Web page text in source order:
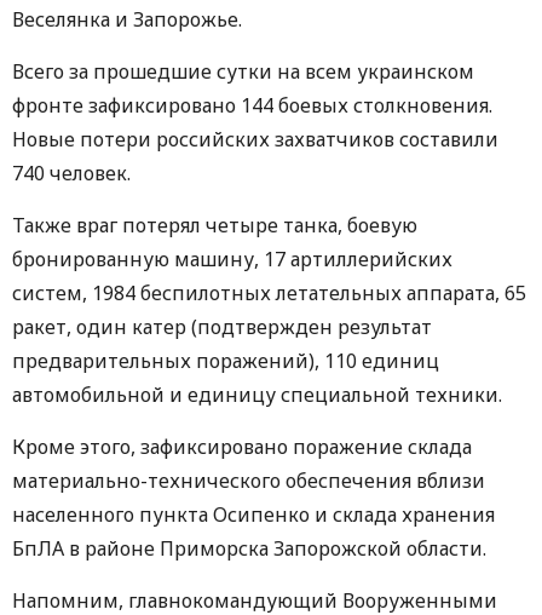
Веселянка и Запорожье.
Всего за прошедшие сутки на всем украинском
фронте зафиксировано 144 боевых столкновения.
Новые потери российских захватчиков составили
740 человек.
Также враг потерял четыре танка, боевую
бронированную машину, 17 артиллерийских
систем, 1984 беспилотных летательных аппарата, 65
ракет, один катер (подтвержден результат
предварительных поражений), 110 единиц
автомобильной и единицу специальной техники.
Кроме этого, зафиксировано поражение склада
материально-технического обеспечения вблизи
населенного пункта Осипенко и склада хранения
БпЛА в районе Приморска Запорожской области.
Напомним, главнокомандующий Вооруженными